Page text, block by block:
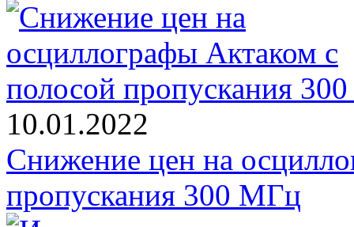
10.01.2022
Снижение цен на
пропускания 300 МГц